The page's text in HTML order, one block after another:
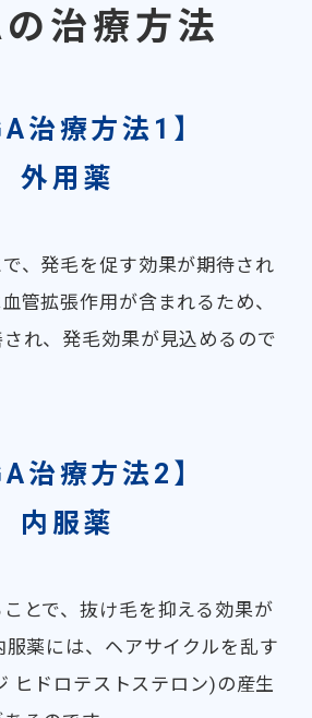
治療方法
治療方法1】
外用薬
、発毛を促す効果が期待され
管拡張作用が含まれるため、
れ、発毛効果が見込めるので
治療方法2】
内服薬
とで、抜け毛を抑える効果が
服薬には、ヘアサイクルを乱す
ヒドロテストステロン)の産生